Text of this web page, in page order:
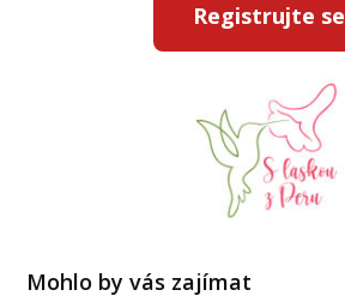
Registrujte se
Mohlo by vás zajímat